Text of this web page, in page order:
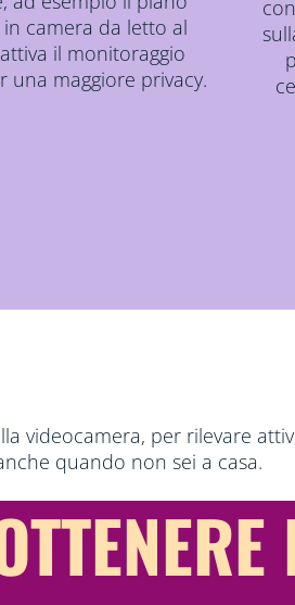
camera da letto al
il monitoraggio
una maggiore privacy.
videocamera, per rilevare
quando non sei a casa.